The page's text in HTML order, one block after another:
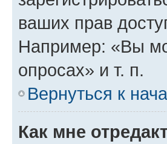
ваших прав
Например: «Вы
опросах» и т. п.
Вернуться к
Как мне